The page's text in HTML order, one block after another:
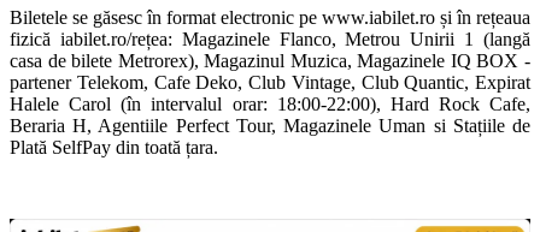
Biletele se găsesc în format electronic pe www.iabilet.ro și în rețeaua
fizică iabilet.ro/rețea: Magazinele Flanco, Metrou Unirii 1 (langă
casa de bilete Metrorex), Magazinul Muzica, Magazinele IQ BOX -
partener Telekom, Cafe Deko, Club Vintage, Club Quantic, Expirat
Halele Carol (în intervalul orar: 18:00-22:00), Hard Rock Cafe,
Beraria H, Agentiile Perfect Tour, Magazinele Uman si Stațiile de
Plată SelfPay din toată țara.